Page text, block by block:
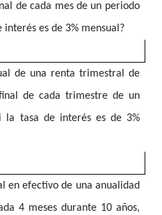
de cada mes de un periodo
interés es de 3% mensual?
de una renta trimestral de
de cada trimestre de un
la tasa de interés es de 3%
en efectivo de una anualidad
4 meses durante 10 años,